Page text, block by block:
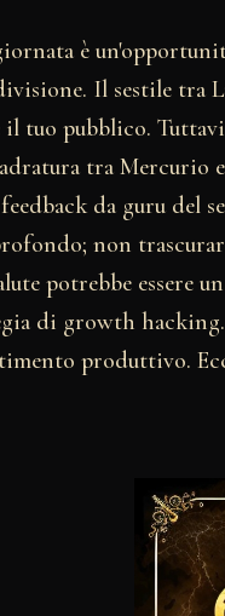
è
Il sestile tra
il tuo pubblico.
tra Mercurio
da guru del
non
potrebbe essere
di growth
produttivo.